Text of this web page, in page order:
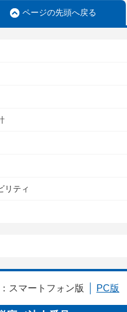
ページの先頭へ戻る
リティ
スマートフォン版 PC版